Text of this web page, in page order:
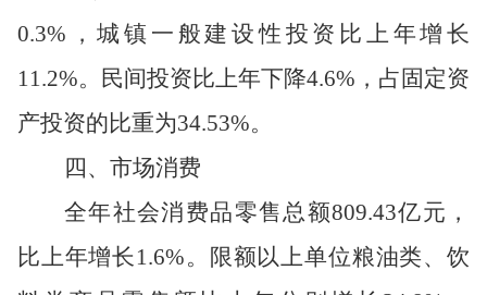
0.3% ，城镇一般建设性投资比上年增长
11.2%。民间投资比上年下降4.6% ，占固定资
产投资的比重为34.53%。
四、市场消费
全年社会消费品零售总额809.43亿元，
比上年增长 1.6%。限额以上单位粮油类、饮